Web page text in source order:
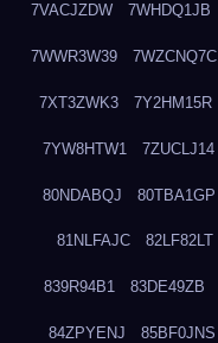
7VACJZDW 7WHDQ1JB
7WWR3W39 7WZCNQ7C
7XT3ZWK3 7Y2HM15R
7YW8HTW1 7ZUCLJ14
80NDABQJ 80TBA1GP
81NLFAJC 82LF82LT
839R94B1 83DE49ZB
84ZPYENJ 85BF0JNS